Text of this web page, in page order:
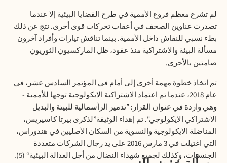
لم تشرع معظم فروع الأممية في طرح القضايا البيئية إلا عندما
تصدرت عناوين الصحف في أعقاب تحركات قوى أخرى. نتج عن ذلك
بطء نسبي للنقاش داخل الأممية. بينما تناقش تيارات وأفراد آخرون
مسألة البيئة والاشتراكية منذ عقود، ظل الماركسيون الثوريون
صامتين بالأحرى.
تم اتخاذ خطوة مهمة أخرى إلى أمام في المؤتمر السادس عشر، في
عام 2018، عندما تم اعتماد الاشتراكية الايكولوجية توجها للأممية -
وهي واردة في عنوان القرار : ”تدمير الرأسمالية للبيئة والبديل
الاشتراكي الايكولوجي". تم إهداء الوثيقة”لذكرى بيرتا كاسيريس،
المناضلة الايكولوجية والنسوية من السكان الأصليين في هندوراس،
التي اغتيلت في 3 مارس 2016 على يد رجال الشركات متعددة
الجنسيات، وكذلك لجميع شهداء النضال من أجل العدالة البيئية“ (5).